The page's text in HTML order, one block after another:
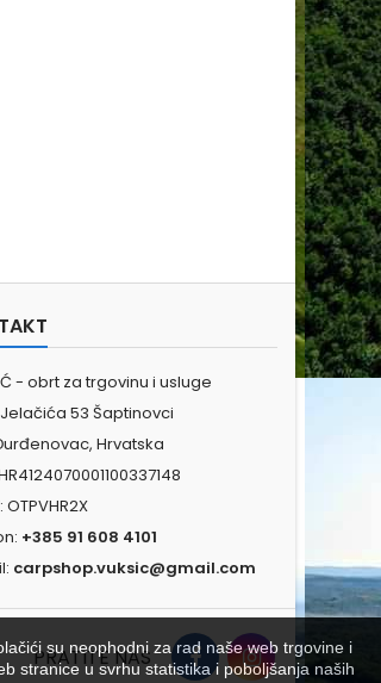
- obrt za trgovinu i usluge
53 Šaptinovci
Đurđenovac, Hrvatska
OTPVHR2X
+385 91 608 4101
carpshop.vuksic@gmail.com
su neophodni za rad naše web trgovine i
stranice u svrhu statistika i poboljšanja naših
PRATITE NAS